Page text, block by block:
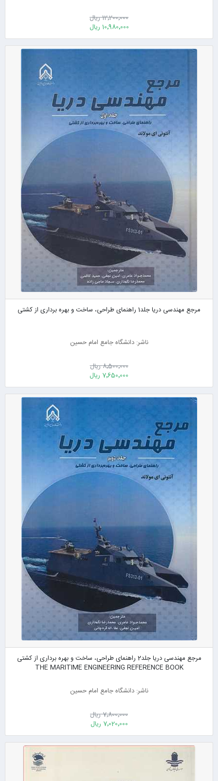
12٬200٬000 ریال
10٬980٬000 ریال
مرجع مهندسی دریا جلد1 راهنمای طراحی، ساخت و بهره برداری از کشتی
ناشر: دانشگاه جامع امام حسین
8٬500٬000 ریال
7٬650٬000 ریال
مرجع مهندسی دریا جلد2 راهنمای طراحی، ساخت و بهره برداری از کشتی
THE MARITIME ENGINEERING REFERENCE BOOK
ناشر: دانشگاه جامع امام حسین
7٬800٬000 ریال
7٬020٬000 ریال